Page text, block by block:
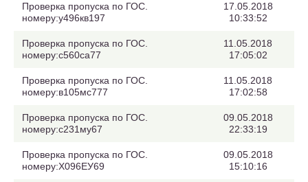
Проверка пропуска по ГОС.
номеру:у496кв197
17.05.2018
10:33:52
Проверка пропуска по ГОС.
номеру:с560са77
11.05.2018
17:05:02
Проверка пропуска по ГОС.
номеру:в105мс777
11.05.2018
17:02:58
Проверка пропуска по ГОС.
номеру:с231му67
09.05.2018
22:33:19
Проверка пропуска по ГОС.
номеру:Х096ЕУ69
09.05.2018
15:10:16